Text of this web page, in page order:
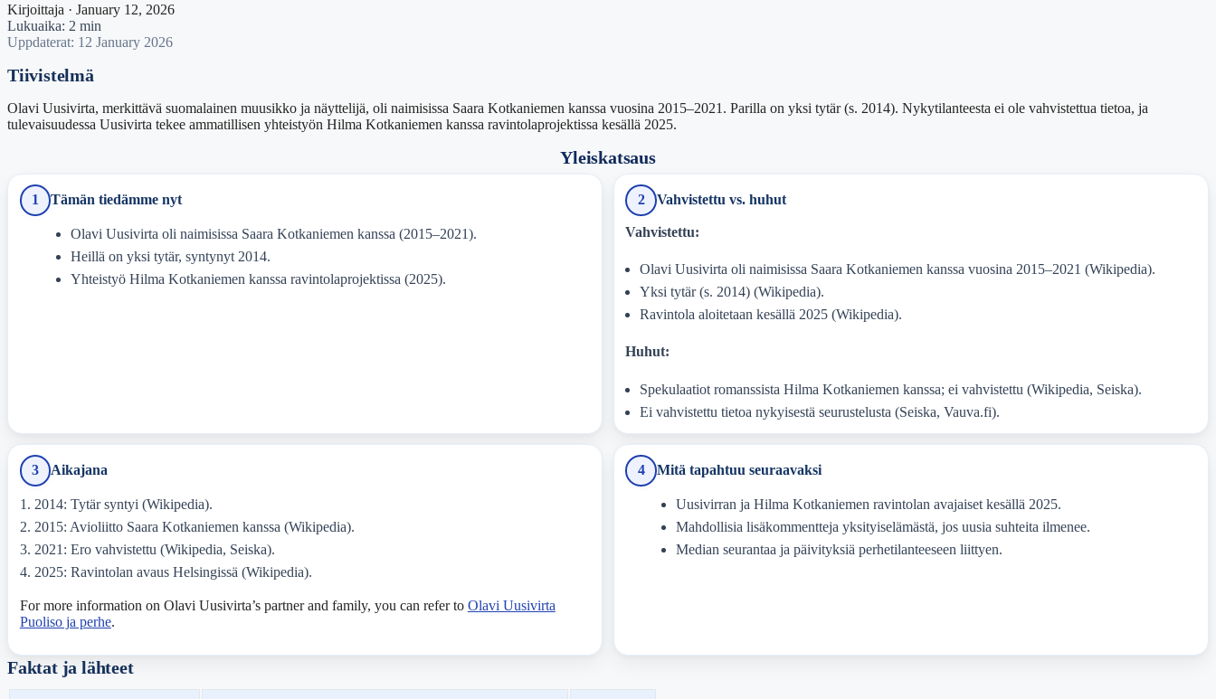
Kirjoittaja · January 12, 2026
Lukuaika: 2 min
Uppdaterat: 12 January 2026
Tiivistelmä
Olavi Uusivirta, merkittävä suomalainen muusikko ja näyttelijä, oli naimisissa Saara Kotkaniemen kanssa vuosina 2015–2021. Parilla on yksi tytär (s. 2014). Nykytilanteesta ei ole vahvistettua tietoa, ja
tulevaisuudessa Uusivirta tekee ammatillisen yhteistyön Hilma Kotkaniemen kanssa ravintolaprojektissa kesällä 2025.
Yleiskatsaus
1 Tämän tiedämme nyt
Olavi Uusivirta oli naimisissa Saara Kotkaniemen kanssa (2015–2021).
Heillä on yksi tytär, syntynyt 2014.
Yhteistyö Hilma Kotkaniemen kanssa ravintolaprojektissa (2025).
2 Vahvistettu vs. huhut
Vahvistettu:
Olavi Uusivirta oli naimisissa Saara Kotkaniemen kanssa vuosina 2015–2021 (Wikipedia).
Yksi tytär (s. 2014) (Wikipedia).
Ravintola aloitetaan kesällä 2025 (Wikipedia).
Huhut:
Spekulaatiot romanssista Hilma Kotkaniemen kanssa; ei vahvistettu (Wikipedia, Seiska).
Ei vahvistettu tietoa nykyisestä seurustelusta (Seiska, Vauva.fi).
3 Aikajana
2014: Tytär syntyi (Wikipedia).
2015: Avioliitto Saara Kotkaniemen kanssa (Wikipedia).
2021: Ero vahvistettu (Wikipedia, Seiska).
2025: Ravintolan avaus Helsingissä (Wikipedia).
For more information on Olavi Uusivirta’s partner and family, you can refer to Olavi Uusivirta
Puoliso ja perhe.
4 Mitä tapahtuu seuraavaksi
Uusivirran ja Hilma Kotkaniemen ravintolan avajaiset kesällä 2025.
Mahdollisia lisäkommentteja yksityiselämästä, jos uusia suhteita ilmenee.
Median seurantaa ja päivityksiä perhetilanteeseen liittyen.
Faktat ja lähteet